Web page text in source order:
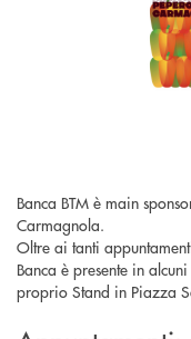
Banca BTM è main
Carmagnola.
Oltre ai tanti
Banca è presente in
proprio Stand in Piazza